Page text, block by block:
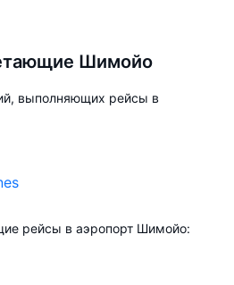
Шимойо
выполняющих рейсы в
рейсы в аэропорт Шимойо: